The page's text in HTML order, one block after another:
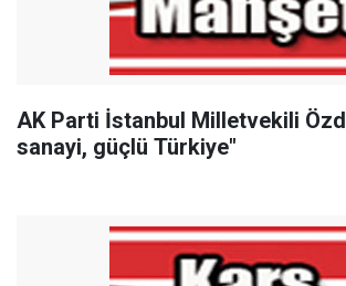
AK Parti İstanbul Milletvekili
sanayi, güçlü Türkiye"